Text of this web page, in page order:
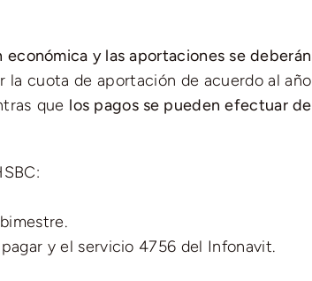
y las aportaciones se deberán
la cuota de aportación de acuerdo al año
que los pagos se pueden efectuar de
y el servicio 4756 del Infonavit.